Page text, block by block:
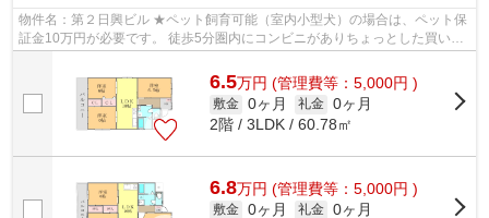
物件名：第２日興ビル ★ペット飼育可能（室内小型犬）の場合は、ペット保
証金10万円が必要です。 徒歩5分圏内にコンビニがありちょっとした買い物
に便利です。室内設備は浴室乾燥機・...
6.5万円 (管理費等：5,000円 )
敷金 0ヶ月 礼金 0ヶ月
2階 / 3LDK / 60.78㎡
6.8万円 (管理費等：5,000円 )
敷金 0ヶ月 礼金 0ヶ月